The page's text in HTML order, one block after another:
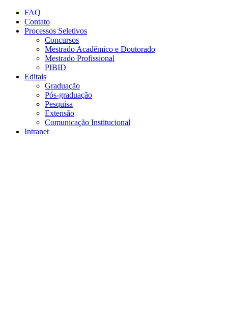
Conteúdo principal
FAQ
Contato
Processos Seletivos
Concursos
Mestrado Acadêmico e Doutorado
Mestrado Profissional
PIBID
Editais
Graduação
Pós-graduação
Pesquisa
Extensão
Comunicação Institucional
Intranet